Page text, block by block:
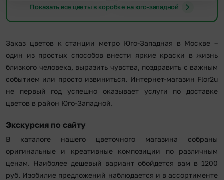
Показать все цветы в коробке на юго-западной
Заказ цветов к станции метро Юго-Западная в Москве –
один из простых способов внести яркие краски в жизнь
близкого человека, выразить чувства, поздравить с важным
событием или просто извиниться. Интернет-магазин Flor2u
не первый год успешно оказывает услуги по доставке
цветов в район Юго-Западной.
Экскурсия по сайту
В каталоге нашего цветочного магазина собраны
оригинальные и креативные композиции по различным
ценам. Наиболее дешевый вариант обойдется вам в 1200
руб. Изобилие предложений наблюдается и в ассортименте